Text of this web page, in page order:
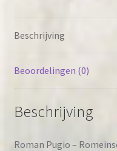
Beschrijving
Beoordelingen (0)
Beschrijving
Roman Pugio –